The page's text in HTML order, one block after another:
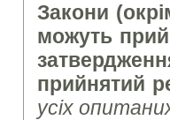
Закони
можуть
прийнятий
усіх